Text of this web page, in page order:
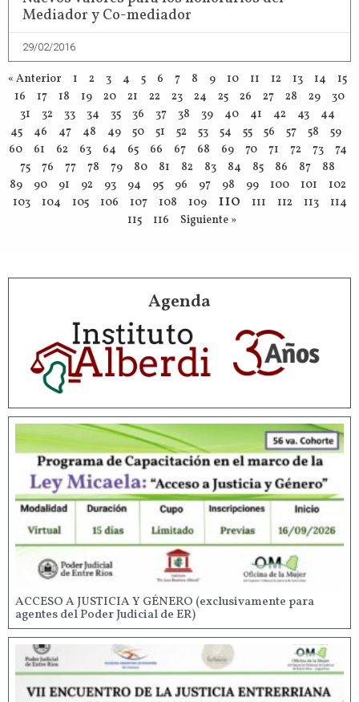
Mediador y Co-mediador
29/02/2016
« Anterior 1 2 3 4 5 6 7 8 9 10 11 12 13 14
15
16
17 18 19 20 21 22 23 24 25 26 27 28 29
30
31
32 33 34 35 36 37 38 39 40 41 42 43
44
45
46 47 48 49 50 51 52 53 54 55 56 57 58
59
60
61 62 63 64 65 66 67 68 69 70 71 72 73
74
75
76 77 78 79 80 81 82 83 84 85 86 87
88
89
90 91 92 93 94 95 96 97 98 99 100 101
102
103
104 105 106 107 108 109 110 111 112 113
114
115
116 Siguiente »
Agenda
ACCESO A JUSTICIA Y GÉNERO (exclusivamente para
agentes del Poder Judicial de ER)